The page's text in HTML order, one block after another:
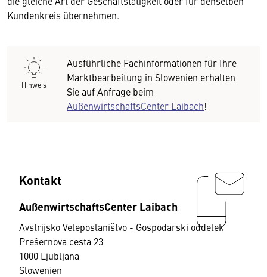
Kundenkreis übernehmen.
Hinweis
Ausführliche Fachinformationen für Ihre
Marktbearbeitung in Slowenien erhalten
Sie auf Anfrage beim
AußenwirtschaftsCenter Laibach!
Kontakt
AußenwirtschaftsCenter Laibach
Avstrijsko Veleposlaništvo - Gospodarski oddelek
Prešernova cesta 23
1000 Ljubljana
Slowenien